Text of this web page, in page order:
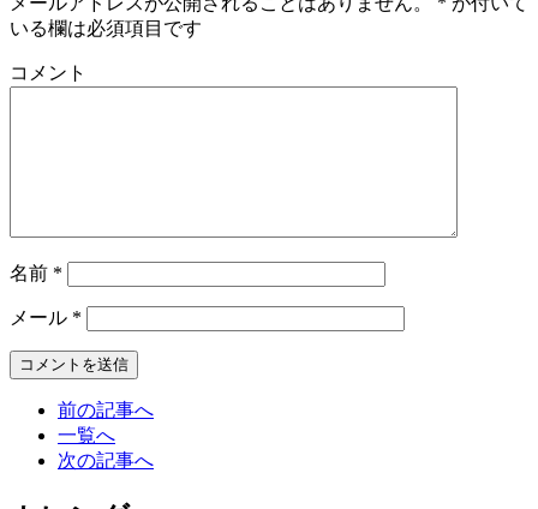
いる欄は必須項目です
コメント
名前 *
メール *
前の記事へ
一覧へ
次の記事へ